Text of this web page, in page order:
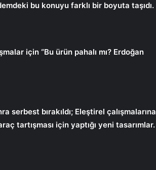
bu konuyu farklı bir boyuta taşıdı.
için “Bu ürün pahalı mı? Erdoğan
serbest bırakıldı; Eleştirel çalışmalarına
tartışması için yaptığı yeni tasarımlar.